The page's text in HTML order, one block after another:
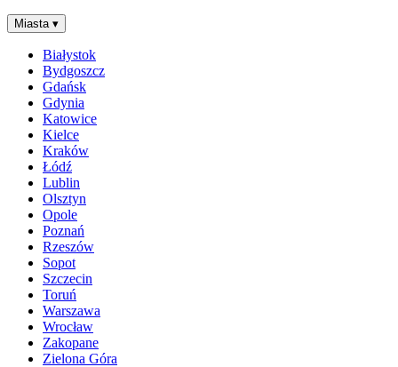
Miasta ▾
Białystok
Bydgoszcz
Gdańsk
Gdynia
Katowice
Kielce
Kraków
Łódź
Lublin
Olsztyn
Opole
Poznań
Rzeszów
Sopot
Szczecin
Toruń
Warszawa
Wrocław
Zakopane
Zielona Góra